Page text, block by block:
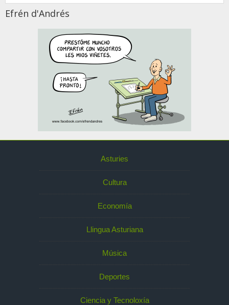
Efrén d'Andrés
Asturies
Cultura
Economía
Llingua Asturiana
Música
Deportes
Ciencia y Tecnoloxía